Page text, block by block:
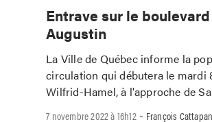
Entrave sur le
Augustin
La Ville de Québec informe la
circulation qui débutera le mardi
Wilfrid-Hamel, à l'approche de
7 novembre 2022 à 16h12- François Cattapan